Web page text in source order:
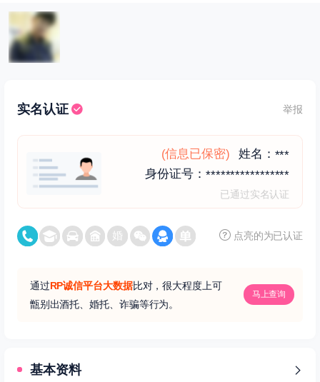
实名认证 举报
(信息已保密) 姓名： ***
身份证号： *****************
已通过实名认证
点亮的为已认证
通过RP诚信平台大数据比对，很大程度上可
甑别出酒托、婚托、诈骗等行为。
马上查询
基本资料